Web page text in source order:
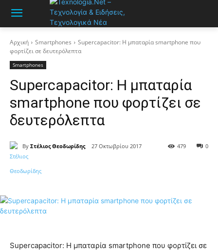
Αρχική Smartphones
Supercapacitor: Η μπαταρία smartphone που
φορτίζει σε δευτερόλεπτα
Smartphones
Supercapacitor: Η μπαταρία
smartphone που φορτίζει σε
δευτερόλεπτα
By Στέλιος Θεοδωρίδης 27 Οκτωβρίου 2017 0
479
Supercapacitor: Η μπαταρία smartphone που φορτίζει σε